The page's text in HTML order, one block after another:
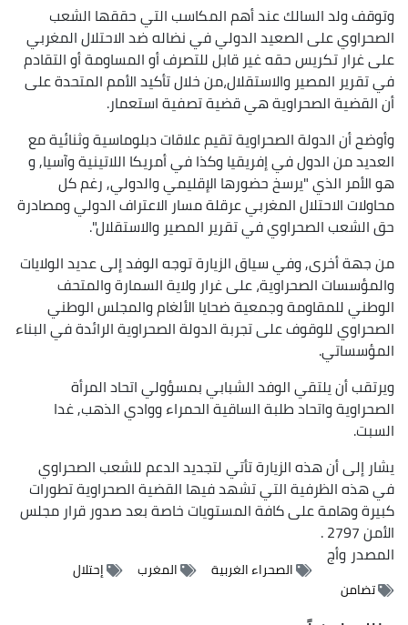
وتوقف ولد السالك عند أهم المكاسب التي حققها الشعب
الصحراوي على الصعيد الدولي في نضاله ضد الاحتلال المغربي
على غرار تكريس حقه غير قابل للتصرف أو المساومة أو التقادم
في تقرير المصير والاستقلال،من خلال تأكيد الأمم المتحدة على
أن القضية الصحراوية هي قضية تصفية استعمار.
وأوضح أن الدولة الصحراوية تقيم علاقات دبلوماسية وثنائية مع
العديد من الدول في إفريقيا وكذا في أمريكا اللاتينية وآسيا, و
هو الأمر الذي "يرسخ حضورها الإقليمي والدولي, رغم كل
محاولات الاحتلال المغربي عرقلة مسار الاعتراف الدولي ومصادرة
حق الشعب الصحراوي في تقرير المصير والاستقلال".
من جهة أخرى, وفي سياق الزيارة توجه الوفد إلى عديد الولايات
والمؤسسات الصحراوية، على غرار ولاية السمارة والمتحف
الوطني للمقاومة وجمعية ضحايا الألغام والمجلس الوطني
الصحراوي للوقوف على تجربة الدولة الصحراوية الرائدة في البناء
المؤسساتي.
ويرتقب أن يلتقي الوفد الشبابي بمسؤولي اتحاد المرأة
الصحراوية واتحاد طلبة الساقية الحمراء ووادي الذهب, غدا
السبت.
يشار إلى أن هذه الزيارة تأتي لتجديد الدعم للشعب الصحراوي
في هذه الظرفية التي تشهد فيها القضية الصحراوية تطورات
كبيرة وهامة على كافة المستويات خاصة بعد صدور قرار مجلس
الأمن 2797 .
المصدروأج
الصحراء الغربية المغرب
إحتلال
تضامن